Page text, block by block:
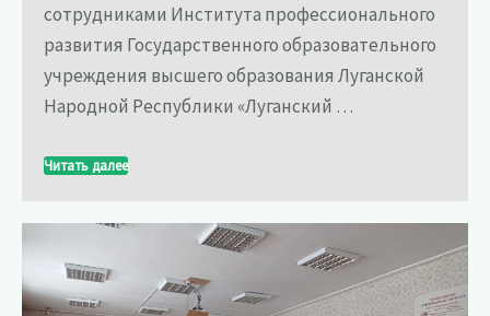
сотрудниками Института профессионального
развития Государственного образовательного
учреждения высшего образования Луганской
Народной Республики «Луганский …
Читать далее